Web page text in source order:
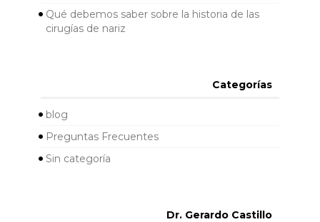
Qué debemos saber sobre la historia de las
cirugías de nariz
Categorías
blog
Preguntas Frecuentes
Sin categoría
Dr. Gerardo Castillo